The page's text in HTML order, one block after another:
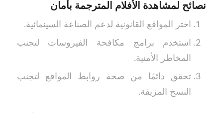
نصائح لمشاهدة الأفلام المترجمة بأمان
اختر المواقع القانونية لدعم الصناعة السينمائية.
استخدم برامج مكافحة الفيروسات لتجنب
المخاطر الأمنية.
تحقق دائمًا من صحة روابط المواقع لتجنب
النسخ المزيفة.